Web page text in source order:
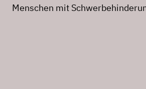
Menschen mit